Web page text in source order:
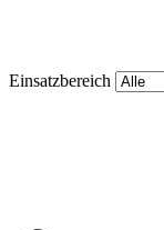
Einsatzbereich